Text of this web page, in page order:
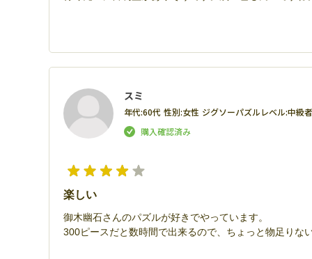
スミ
年代:60代 性別:女性 ジグソーパズルレベル:中級者
楽しい
御木幽石さんのパズルが好きでやっています。
300ピースだと数時間で出来るので、ちょっと物足りな